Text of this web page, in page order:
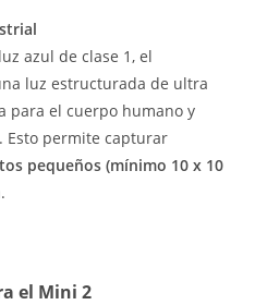
azul de clase 1, el
luz estructurada de ultra
para el cuerpo humano y
Esto permite capturar
pequeños (mínimo 10 x 10
.
el Mini 2